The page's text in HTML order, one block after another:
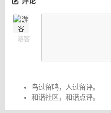
游客
鸟过留鸣，人过留评。
和谐社区，和谐点评。